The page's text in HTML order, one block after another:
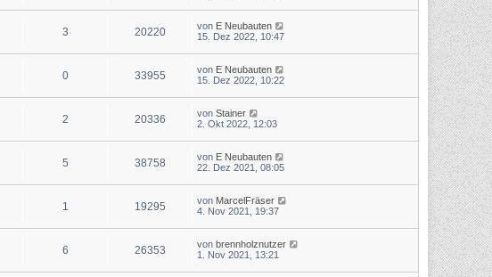
3 20220 von E Neubauten
15. Dez 2022, 10:47
0 33955 von E Neubauten
15. Dez 2022, 10:22
2 20336 von Stainer
2. Okt 2022, 12:03
5 38758 von E Neubauten
22. Dez 2021, 08:05
1 19295 von MarcelFräser
4. Nov 2021, 19:37
6 26353 von brennholznutzer
1. Nov 2021, 13:21